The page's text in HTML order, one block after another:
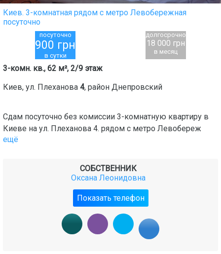
Киев. 3-комнатная рядом с метро Левобережная
посуточно
посуточно
900 грн
в сутки
долгосрочно
18 000 грн
в месяц
3-комн. кв., 62 м², 2/9 этаж
Киев, ул. Плеханова 4, район Днепровский
Сдам посуточно без комиссии 3-комнатную квартиру в
Киеве на ул. Плеханова 4. рядом с метро Левобереж
ещё
СОБСТВЕННИК
Оксана Леонидовна
Показать телефон